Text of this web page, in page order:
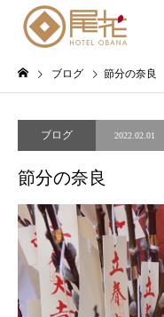
ブログ 節分の奈良
ブログ 2022.02.01
節分の奈良